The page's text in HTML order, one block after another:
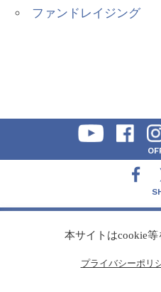
ファンドレイジング
Copyright
本サイトはcookie等
プライバシーポリ